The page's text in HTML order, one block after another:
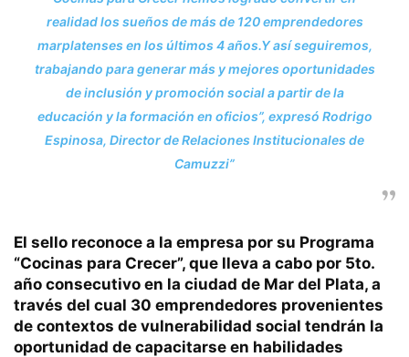
realidad los sueños de más de 120 emprendedores
marplatenses en los últimos 4 años.Y así seguiremos,
trabajando para generar más y mejores oportunidades
de inclusión y promoción social a partir de la
educación y la formación en oficios”, expresó Rodrigo
Espinosa, Director de Relaciones Institucionales de
Camuzzi”
El sello reconoce a la empresa por su Programa
“Cocinas para Crecer”, que lleva a cabo por 5to.
año consecutivo en la ciudad de Mar del Plata, a
través del cual 30 emprendedores provenientes
de contextos de vulnerabilidad social tendrán la
oportunidad de capacitarse en habilidades